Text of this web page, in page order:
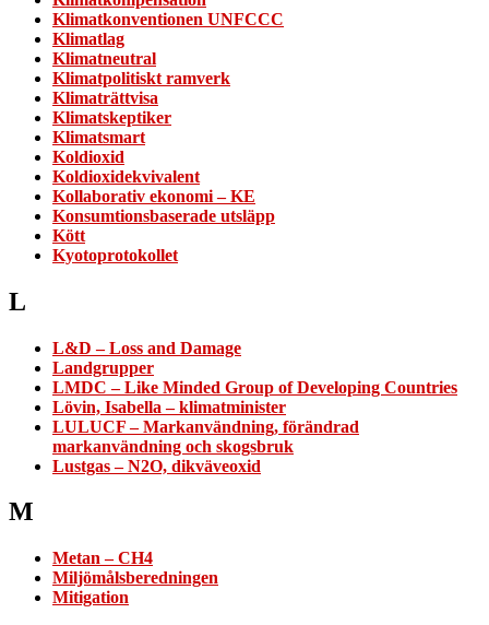
Klimatkonventionen UNFCCC
Klimatlag
Klimatneutral
Klimatpolitiskt ramverk
Klimaträttvisa
Klimatskeptiker
Klimatsmart
Koldioxid
Koldioxidekvivalent
Kollaborativ ekonomi – KE
Konsumtionsbaserade utsläpp
Kött
Kyotoprotokollet
L
L&D – Loss and Damage
Landgrupper
LMDC – Like Minded Group of Developing Countries
Lövin, Isabella – klimatminister
LULUCF – Markanvändning, förändrad
markanvändning och skogsbruk
Lustgas – N2O, dikväveoxid
M
Metan – CH4
Miljömålsberedningen
Mitigation